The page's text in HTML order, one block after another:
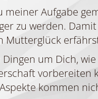
meiner Aufgabe
zu werden.
Mutterglück
um Dich,
vorbereiten
kommen